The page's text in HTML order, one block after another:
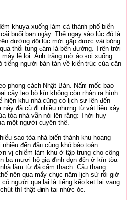
khuya xuống làm cả thành phố biến
buổi ban ngày. Thế ngay vào lúc đó là
đường đôi lúc mới gặp được vài bóng
thổi tung đám lá bên đường. Trên trời
lẻ loi. Ánh trăng mờ ảo soi xuống
tiếng người bàn tán về kiến trúc của căn
phong cách Nhật Bản. Nấm mốc bao
cây leo bò kín không còn nhận ra hình
khu nhà cũng có lịch sử lên đến
này đã cũ đi nhiều nhưng từ vật liệu xây
tòa nhà vẫn nói lên rằng: Thời huy
một người quyền thế.
sao tòa nhà biến thành khu hoang
đến đâu cũng khó bảo toàn.
vị chiếm làm khu ở tập trung cho công
ba mươi hộ gia đình dọn đến ở kín tòa
làm từ đá cẩm thạch. Cầu thang
nên qua mấy chục năm lịch sử rồi giờ
người qua lại là tiếng kẽo kẹt lại vang
thì thật đinh tai nhức óc.